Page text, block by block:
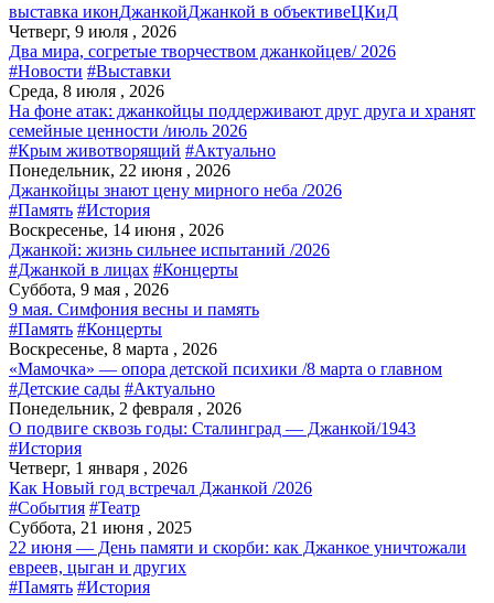
выставка иконДжанкойДжанкой в объективеЦКиД
Четверг, 9 июля , 2026
Два мира, согретые творчеством джанкойцев/ 2026
#Новости #Выставки
Среда, 8 июля , 2026
На фоне атак: джанкойцы поддерживают друг друга и хранят
семейные ценности /июль 2026
#Крым животворящий #Актуально
Понедельник, 22 июня , 2026
Джанкойцы знают цену мирного неба /2026
#Память #История
Воскресенье, 14 июня , 2026
Джанкой: жизнь сильнее испытаний /2026
#Джанкой в лицах #Концерты
Суббота, 9 мая , 2026
9 мая. Симфония весны и память
#Память #Концерты
Воскресенье, 8 марта , 2026
«Мамочка» — опора детской психики /8 марта о главном
#Детские сады #Актуально
Понедельник, 2 февраля , 2026
О подвиге сквозь годы: Сталинград — Джанкой/1943
#История
Четверг, 1 января , 2026
Как Новый год встречал Джанкой /2026
#События #Театр
Суббота, 21 июня , 2025
22 июня — День памяти и скорби: как Джанкое уничтожали
евреев, цыган и других
#Память #История